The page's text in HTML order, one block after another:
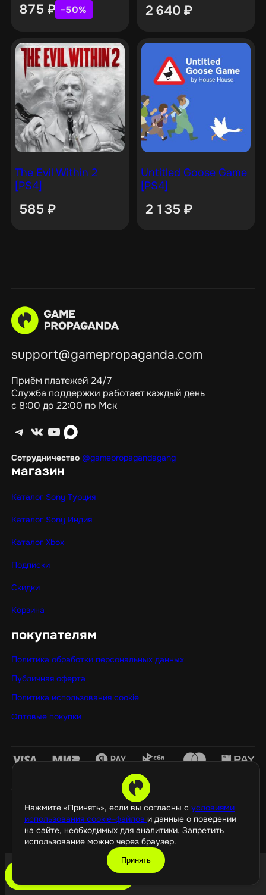
Нажмите «Принять», если вы согласны с условиями
использования cookie-файлов и данные о поведении
на сайте, необходимых для аналитики. Запретить
использование можно через браузер.
Принять
875 ₽ −50% 2 640 ₽
The Evil Within 2
[PS4]
585 ₽
Untitled Goose Game
[PS4]
2 135 ₽
support@gamepropaganda.com
Приём платежей 24/7
Служба поддержки работает каждый день
с 8:00 до 22:00 по Мск
Telegram ВКонтакте YouTube max
Сотрудничество @gamepropagandagang
магазин
Каталог Sony Турция
Каталог Sony Индия
Каталог Xbox
Подписки
Скидки
Корзина
покупателям
Политика обработки персональных данных
Публичная оферта
Политика использования cookie
Оптовые покупки